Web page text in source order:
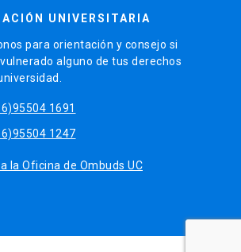
UNIVERSITARIA
para orientación y consejo si
alguno de tus derechos
1691
1247
a la Oficina de Ombuds UC